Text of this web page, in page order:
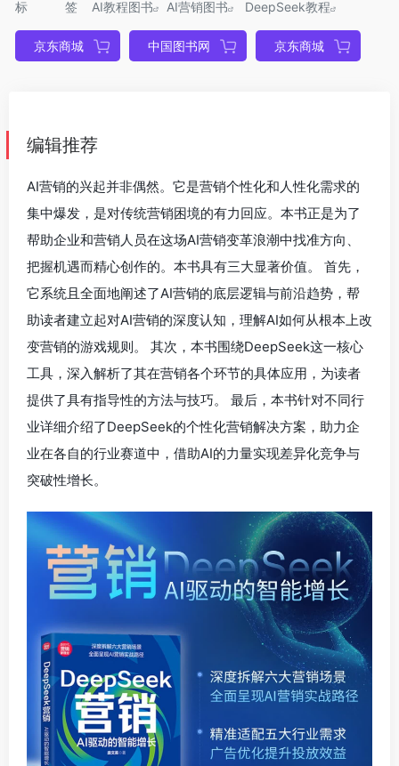
标签
AI教程图书 AI营销图书 DeepSeek教程
京东商城 中国图书网 京东商城
编辑推荐
AI营销的兴起并非偶然。它是营销个性化和人性化需求的
集中爆发，是对传统营销困境的有力回应。本书正是为了
帮助企业和营销人员在这场AI营销变革浪潮中找准方向、
把握机遇而精心创作的。本书具有三大显著价值。 首先，
它系统且全面地阐述了AI营销的底层逻辑与前沿趋势，帮
助读者建立起对AI营销的深度认知，理解AI如何从根本上改
变营销的游戏规则。 其次，本书围绕DeepSeek这一核心
工具，深入解析了其在营销各个环节的具体应用，为读者
提供了具有指导性的方法与技巧。 最后，本书针对不同行
业详细介绍了DeepSeek的个性化营销解决方案，助力企
业在各自的行业赛道中，借助AI的力量实现差异化竞争与
突破性增长。